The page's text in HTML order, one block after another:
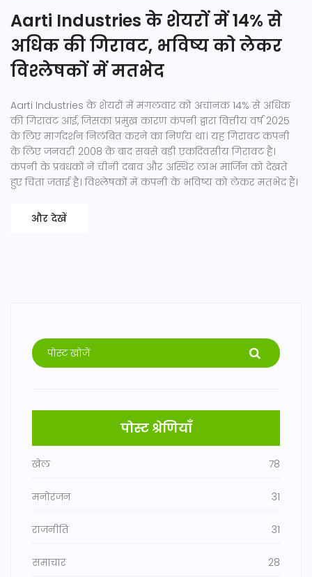
Aarti Industries के शेयरों में 14% से
अधिक की गिरावट, भविष्य को लेकर
विश्लेषकों में मतभेद
Aarti Industries के शेयरों में मंगलवार को अचानक 14% से अधिक
की गिरावट आई, जिसका प्रमुख कारण कंपनी द्वारा वित्तीय वर्ष 2025
के लिए मार्गदर्शन निलंबित करने का निर्णय था। यह गिरावट कंपनी
के लिए जनवरी 2008 के बाद सबसे बड़ी एकदिवसीय गिरावट है।
कंपनी के प्रबंधकों ने चीनी दबाव और अस्थिर लाभ मार्जिन को देखते
हुए चिंता जताई है। विश्लेषकों में कंपनी के भविष्य को लेकर मतभेद हैं।
और देखें
पोस्ट श्रेणियाँ
खेल 78
मनोरंजन 31
राजनीति 31
समाचार 28